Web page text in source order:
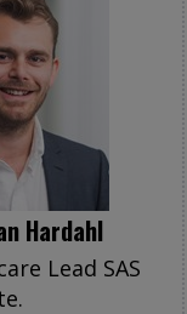
Hardahl
Lead SAS